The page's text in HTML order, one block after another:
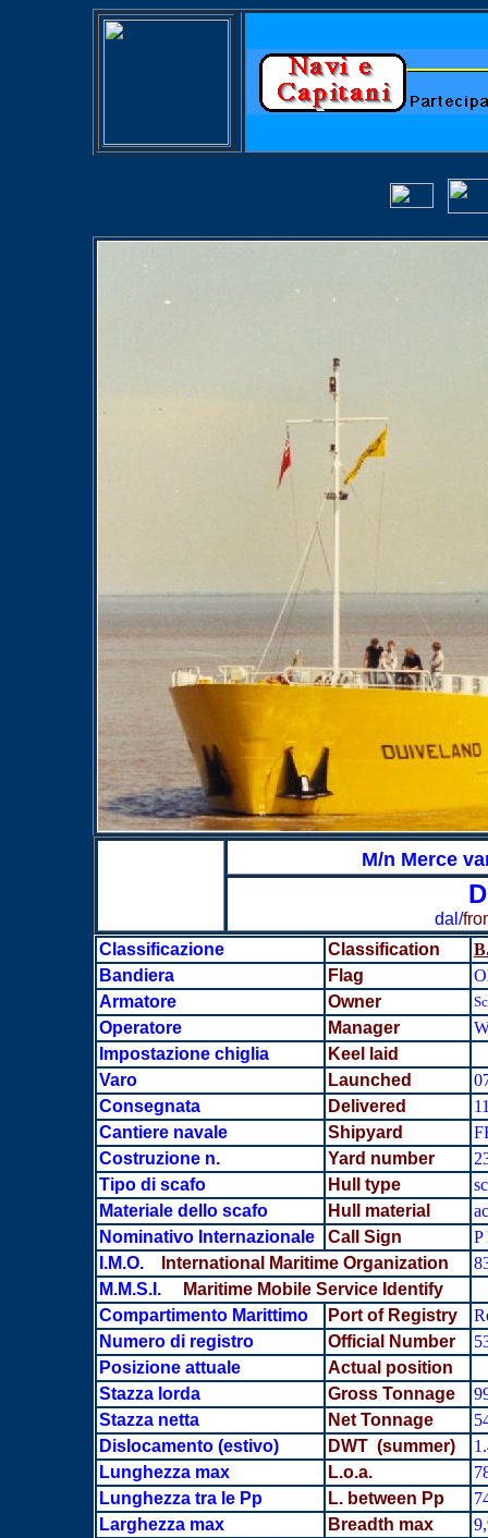
M/n Merce
dal/
Classificazione
Classification
Bandiera
Flag
Armatore
Owner
Operatore Manager
Impostazione chiglia
Keel laid
Varo
Launched
Consegnata
Delivered
Cantiere navale
Shipyard
Costruzione n.
Yard number
Tipo di scafo
Hull type
Materiale dello scafo
Hull material
Nominativo Internazionale
Call Sign
I.M.O.
International Maritime Organization
M.M.S.I.
Maritime Mobile Service Identify
Compartimento Marittimo
Port of Registry
Numero di registro
Official Number
Posizione attuale
Actual position
Stazza lorda
Gross Tonnage
Stazza netta
Net Tonnage
Dislocamento(estivo) DWT (summer)
Lunghezza max
L.o.a.
Lunghezza tra le Pp
L. between Pp
Larghezza max
Breadth max